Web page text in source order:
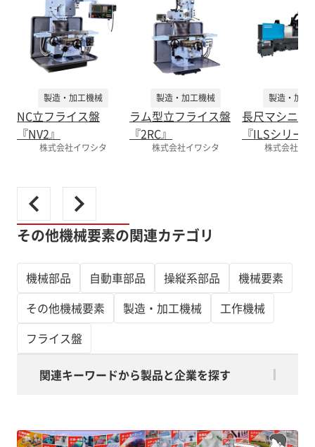
製造・加工機械
NC立フライス盤
『NV2』
株式会社イワシタ
製造・加工機械
ラム型立フライス盤
『2RC』
株式会社イワシタ
製造・加工
長尺マシニン
『ILSシリー
株式会社イ
その他機械要素の関連カテゴリ
機械部品 自動車部品 操縦系部品
機械要素
その他機械要素
製造・加工機械
工作機械
フライス盤
関連キーワードから製品と企業を探す